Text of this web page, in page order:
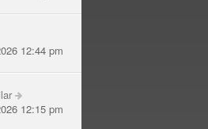
12:44 pm
12:15 pm